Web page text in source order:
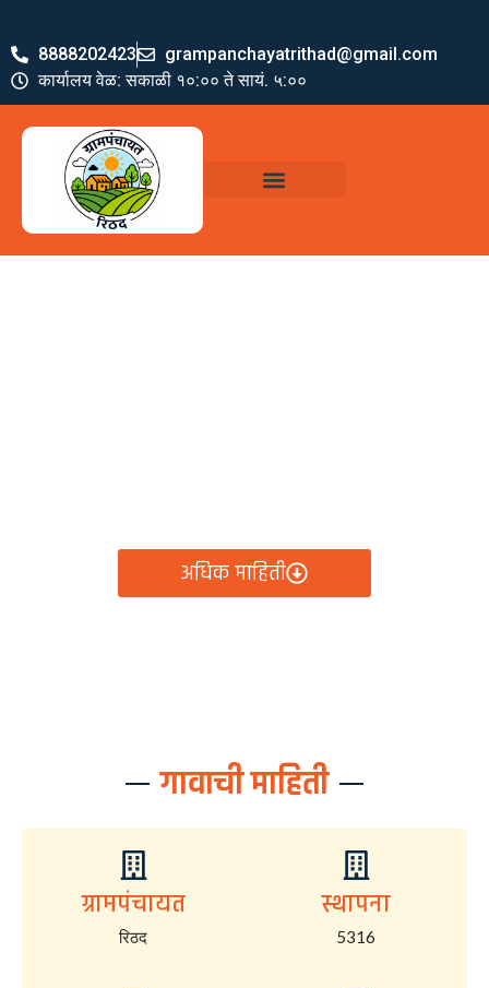
8888202423
grampanchayatrithad@gmail.com
कार्यालय वेळ: सकाळी १०:०० ते सायं. ५:००
अधिक माहिती
गावाची माहिती
ग्रामपंचायत
रिठद
स्थापना
5316